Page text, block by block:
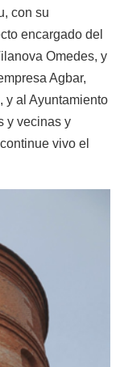
con su
encargado del
Omedes, y
Agbar,
y al Ayuntamiento
y vecinas y
vivo el